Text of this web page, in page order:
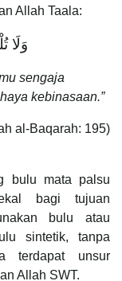
Allah Taala:
وَلَا
sengaja
kebinasaan.”
al-Baqarah: 195)
bulu mata palsu
bagi tujuan
bulu atau
sintetik, tanpa
terdapat unsur
Allah SWT.